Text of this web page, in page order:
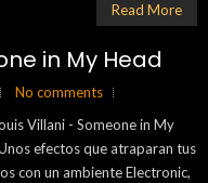
Read More
in My Head
No comments
Villani - Someone in My
efectos que atraparan tus
con un ambiente Electronic,